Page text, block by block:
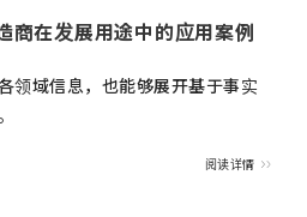
商在发展用途中的应用案例
领域信息，也能够展开基于事实
阅读详情